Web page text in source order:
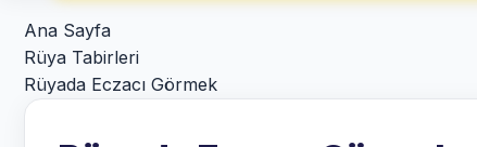
Ana Sayfa
Rüya Tabirleri
Rüyada Eczacı Görmek